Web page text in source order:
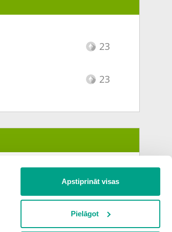
Apstiprināt visas
Pielāgot
23
23